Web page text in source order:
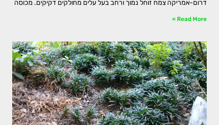
דרום-אמריקה צמח זוחל נמוך ורחב בעל עלים מחולקים דקיקים. מכוסה
Read More »